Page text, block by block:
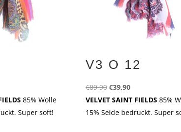
85% Wolle
Super soft!
V3 O 12
€89,90 Ursprünglicher
Preis
war:
€39,90Aktueller
Preis
ist:
VELVET SAINT FIELDS 85%
15% Seide bedruckt. Super